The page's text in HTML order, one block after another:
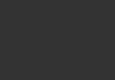
Geriátriai Tanszéki
az Európai
Intézet hypertonia-vese
finanszírozási
a Magyar Nephrologiai